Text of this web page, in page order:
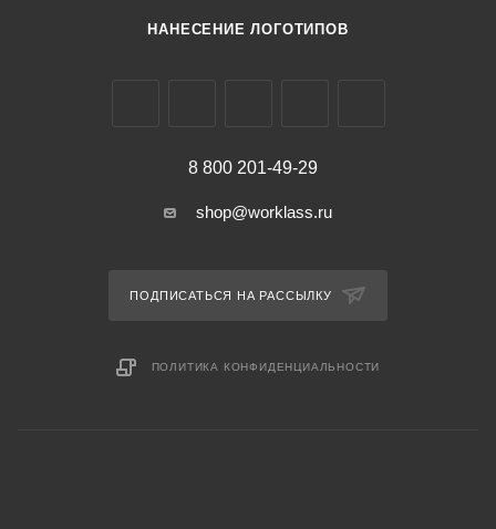
НАНЕСЕНИЕ ЛОГОТИПОВ
8 800 201-49-29
shop@worklass.ru
ПОДПИСАТЬСЯ НА РАССЫЛКУ
ПОЛИТИКА КОНФИДЕНЦИАЛЬНОСТИ